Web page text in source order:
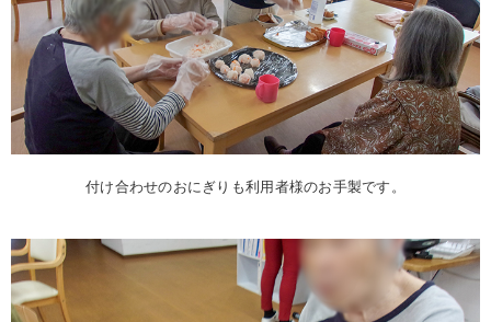
付け合わせのおにぎりも利用者様のお手製です。